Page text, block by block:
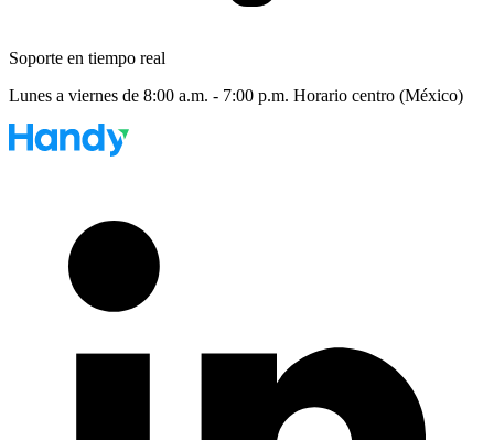
Soporte en tiempo real
Lunes a viernes de 8:00 a.m. - 7:00 p.m. Horario centro (México)